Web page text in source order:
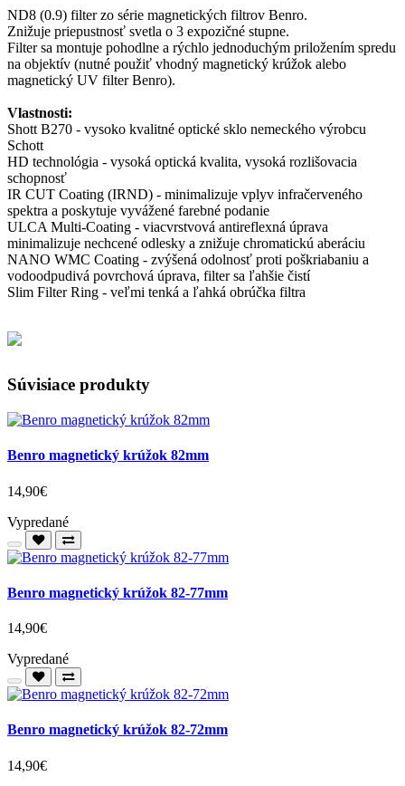
ND8 (0.9) filter zo série magnetických filtrov Benro.
Znižuje priepustnosť svetla o 3 expozičné stupne.
Filter sa montuje pohodlne a rýchlo jednoduchým priložením spredu
na objektív (nutné použiť vhodný magnetický krúžok alebo
magnetický UV filter Benro).
Vlastnosti:
Shott B270 - vysoko kvalitné optické sklo nemeckého výrobcu
Schott
HD technológia - vysoká optická kvalita, vysoká rozlišovacia
schopnosť
IR CUT Coating (IRND) - minimalizuje vplyv infračerveného
spektra a poskytuje vyvážené farebné podanie
ULCA Multi-Coating - viacvrstvová antireflexná úprava
minimalizuje nechcené odlesky a znižuje chromatickú aberáciu
NANO WMC Coating - zvýšená odolnosť proti poškriabaniu a
vodoodpudivá povrchová úprava, filter sa ľahšie čistí
Slim Filter Ring - veľmi tenká a ľahká obrúčka filtra
Súvisiace produkty
Benro magnetický krúžok 82mm
14,90€
Vypredané
Benro magnetický krúžok 82-77mm
14,90€
Vypredané
Benro magnetický krúžok 82-72mm
14,90€